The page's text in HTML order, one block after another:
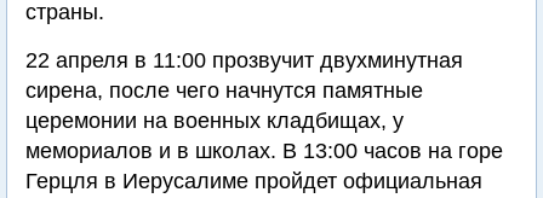
страны.
22 апреля в 11:00 прозвучит двухминутная
сирена, после чего начнутся памятные
церемонии на военных кладбищах, у
мемориалов и в школах. В 13:00 часов на горе
Герцля в Иерусалиме пройдет официальная